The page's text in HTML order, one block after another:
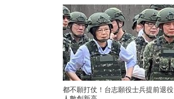
都不願打仗！台志願役士兵提前退役